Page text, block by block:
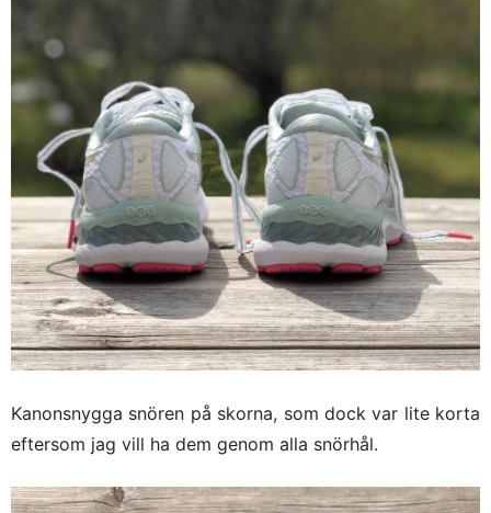
Kanonsnygga snören på skorna, som dock var lite korta
eftersom jag vill ha dem genom alla snörhål.